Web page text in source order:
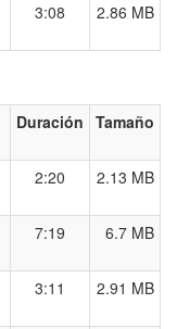
3:08 2.86 MB
Duración Tamaño
2:20 2.13 MB
7:19 6.7 MB
3:11 2.91 MB